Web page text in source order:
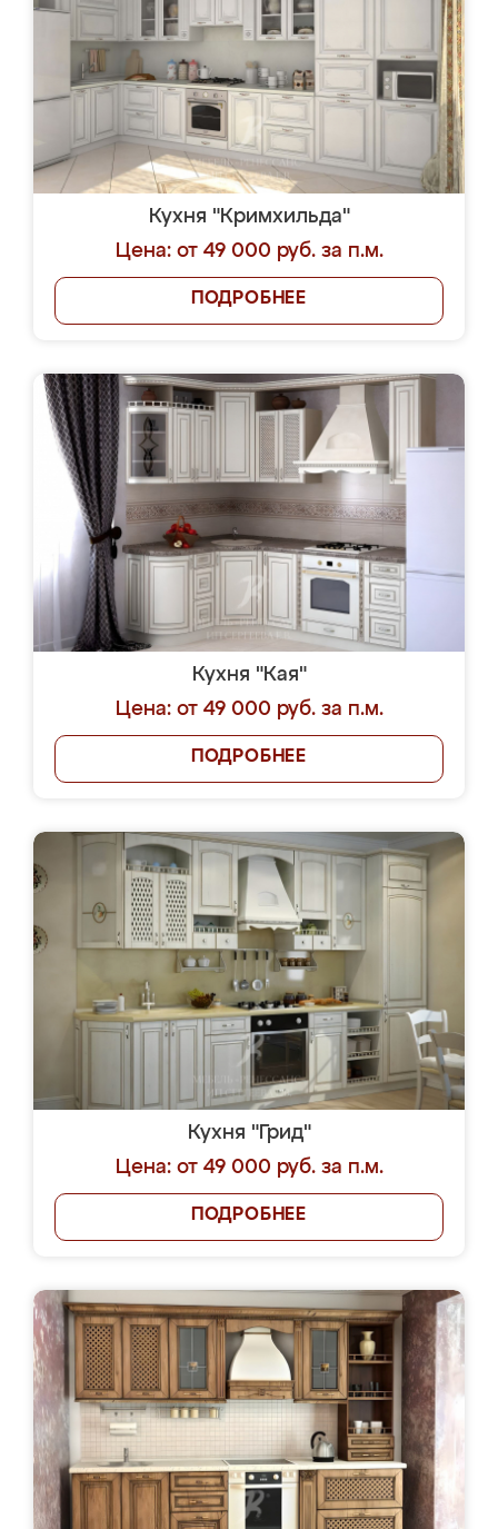
Кухня "Кримхильда"
Цена: от 49 000 руб. за п.м.
ПОДРОБНЕЕ
Кухня "Кая"
Цена: от 49 000 руб. за п.м.
ПОДРОБНЕЕ
Кухня "Грид"
Цена: от 49 000 руб. за п.м.
ПОДРОБНЕЕ